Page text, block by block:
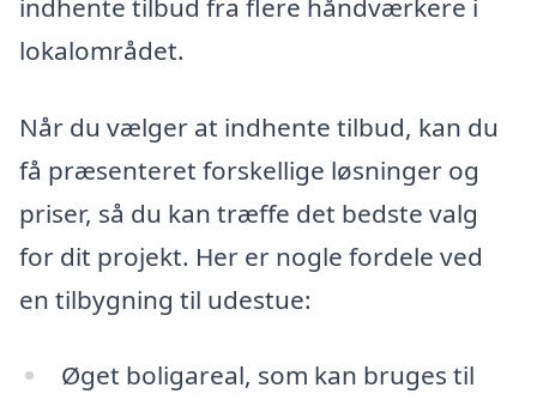
indhente tilbud fra flere håndværkere i
lokalområdet.
Når du vælger at indhente tilbud, kan du
få præsenteret forskellige løsninger og
priser, så du kan træffe det bedste valg
for dit projekt. Her er nogle fordele ved
en tilbygning til udestue:
Øget boligareal, som kan bruges til